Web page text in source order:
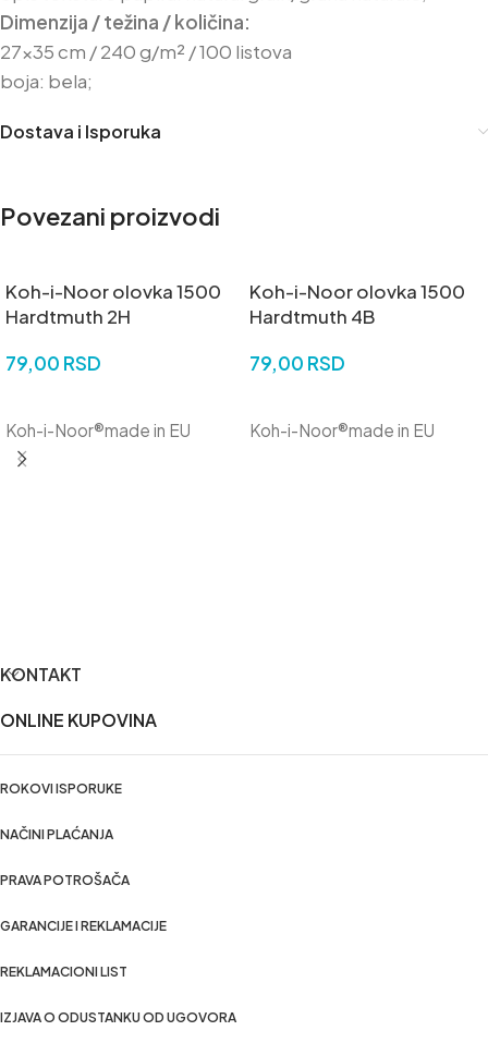
Dimenzija / težina / količina:
27×35 cm / 240 g/m² / 100 listova
boja: bela;
Dostava i Isporuka
Povezani proizvodi
Koh-i-Noor olovka 1500
Hardtmuth 2H
79,00 RSD
Koh-i-Noor®made in EU
Koh-i-Noor olovka 1500
Hardtmuth 4B
79,00 RSD
Koh-i-Noor®made in EU
KONTAKT
ONLINE KUPOVINA
ROKOVI ISPORUKE
NAČINI PLAĆANJA
PRAVA POTROŠAČA
GARANCIJE I REKLAMACIJE
REKLAMACIONI LIST
IZJAVA O ODUSTANKU OD UGOVORA